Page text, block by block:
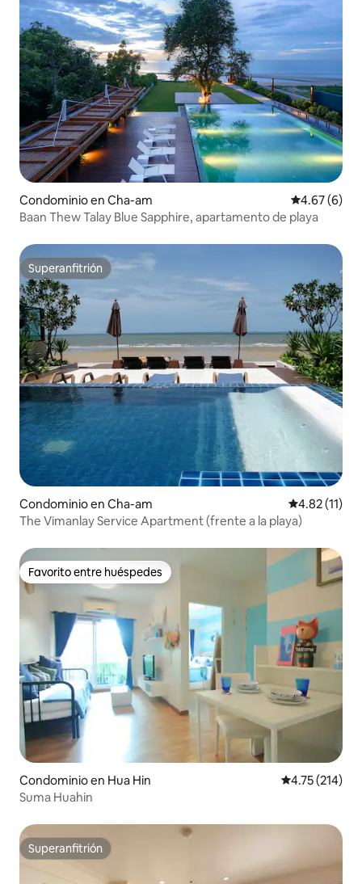
Condominio en Cha-am Calificación
4.67 (6)
Baan Thew Talay Blue Sapphire, apartamento de playa
Superanfitrión
Superanfitrión
Condominio en Cha-am Calificación
4.82 (11)
The Vimanlay Service Apartment (frente a la playa)
Favorito entre huéspedes
Favorito entre huéspedes
Condominio en Hua Hin Calificación
4.75 (214)
Suma Huahin
Superanfitrión
Superanfitrión